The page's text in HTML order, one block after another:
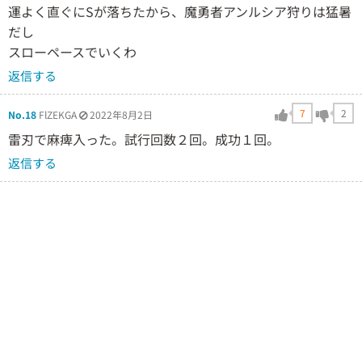
運よく直ぐにSが落ちたから、魔勇者アンルシア狩りは猛暑
だし
スローペースでいくわ
返信する
No.18 FlZEKGA 2022年8月2日 7 2
雷刃で麻痺入った。試行回数２回。成功１回。
返信する